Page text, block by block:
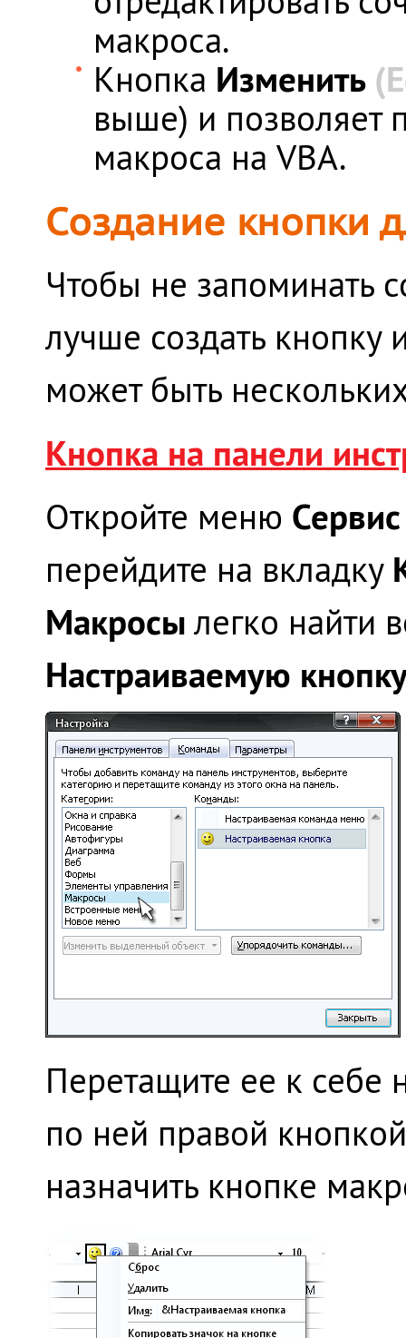
макроса.
Кнопка Изменить
выше) и позволяет
макроса на VBA.
Создание кнопки
Чтобы не запоминать
лучше создать кнопку
может быть
Кнопка на панели
Откройте меню
перейдите на вкладку
Макросы легко найти
Настраиваемую
Перетащите ее к себе
по ней правой
назначить кнопке